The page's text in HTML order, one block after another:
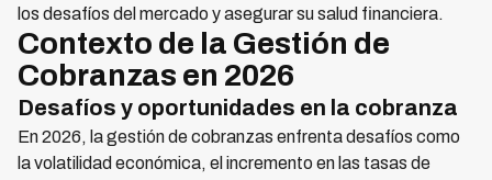
los desafíos del mercado y asegurar su salud financiera.
Contexto de la Gestión de
Cobranzas en 2026
Desafíos y oportunidades en la cobranza
En 2026, la gestión de cobranzas enfrenta desafíos como
la volatilidad económica, el incremento en las tasas de